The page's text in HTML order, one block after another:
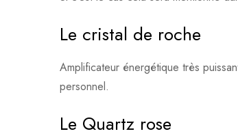
Le cristal de roche
Amplificateur énergétique très
personnel.
Le Quartz rose